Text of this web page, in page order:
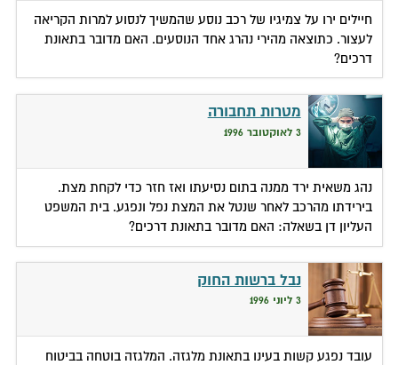
חיילים ירו על צמיגיו של רכב נוסע שהמשיך לנסוע למרות הקריאה
לעצור. כתוצאה מהירי נהרג אחד הנוסעים. האם מדובר בתאונת
דרכים?
מטרות תחבורה
3 לאוקטובר 1996
נהג משאית ירד ממנה בתום נסיעתו ואז חזר כדי לקחת מצת.
בירידתו מהרכב לאחר שנטל את המצת נפל ונפגע. בית המשפט
העליון דן בשאלה: האם מדובר בתאונת דרכים?
נבל ברשות החוק
3 ליוני 1996
עובד נפגע קשות בעינו בתאונת מלגזה. המלגזה בוטחה בביטוח